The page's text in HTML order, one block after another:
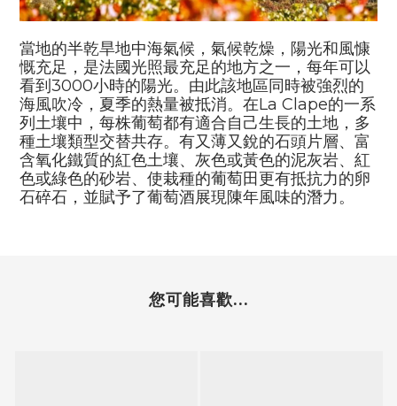
當地的半乾旱地中海氣候，氣候乾燥，陽光和風慷
慨充足，是法國光照最充足的地方之一，每年可以
看到 3000小時的陽光。由此該地區同時被強烈的
海風吹冷，夏季的熱量被抵消。在La Clape的一系
列土壤中，每株葡萄都有適合自己生長的土地，多
種土壤類型交替共存。有又薄又銳的石頭片層、富
含氧化鐵質的紅色土壤、灰色或黃色的泥灰岩、紅
色或綠色的砂岩、使栽種的葡萄田更有抵抗力的卵
石碎石，並賦予了葡萄酒展現陳年風味的潛力。
您可能喜歡...